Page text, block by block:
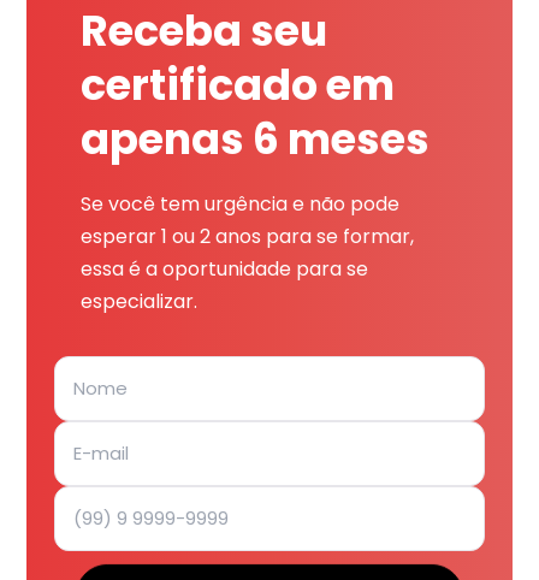
Receba seu
certificado em
apenas 6 meses
Se você tem urgência e não pode
esperar 1 ou 2 anos para se formar,
essa é a oportunidade para se
especializar.